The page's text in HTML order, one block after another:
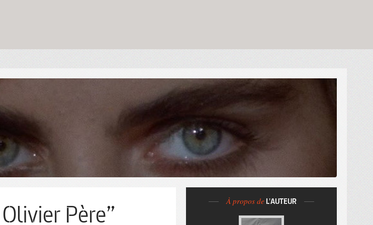
Père” À propos de L'AUTEUR